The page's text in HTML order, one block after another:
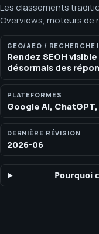
Les classements
Overviews, moteurs
façonnent désormais
confiance envers une
liste de liens. Les
marques, citent des
décision avant qu’un
GEO/AEO / RECHERCHE
Rendez SEOH
désormais des
PLATEFORMES
Google AI,
DERNIÈRE RÉVISION
2026-06
Pourquoi